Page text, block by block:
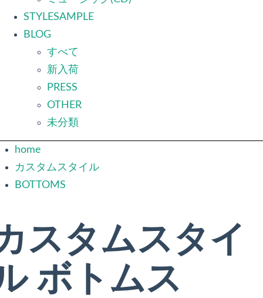
STYLESAMPLE
BLOG
すべて
新入荷
PRESS
OTHER
未分類
home
カスタムスタイル
BOTTOMS
スタムスタイ
ボトムス